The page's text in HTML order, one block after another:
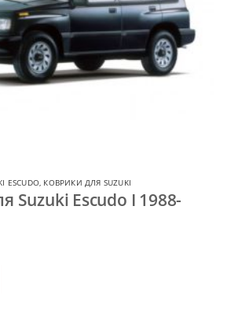
ESCUDO, КОВРИКИ ДЛЯ SUZUKI
Suzuki Escudo I 1988-